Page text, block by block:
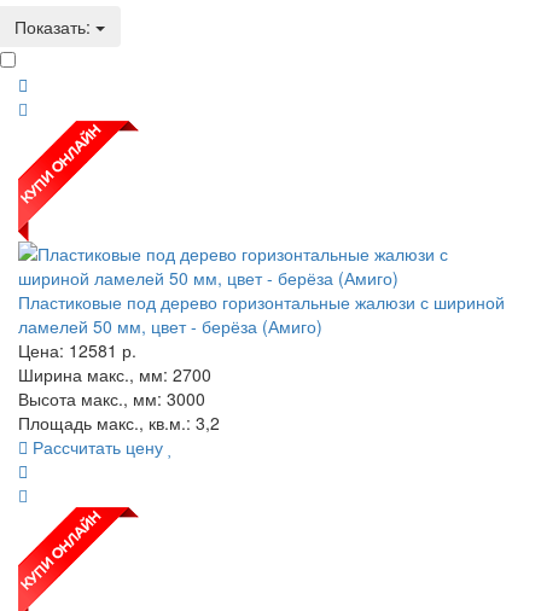
Показать:
Пластиковые под дерево горизонтальные жалюзи с шириной
ламелей 50 мм, цвет - берёза (Амиго)
Цена: 12581 р.
Ширина макс., мм: 2700
Высота макс., мм: 3000
Площадь макс., кв.м.: 3,2
Рассчитать цену